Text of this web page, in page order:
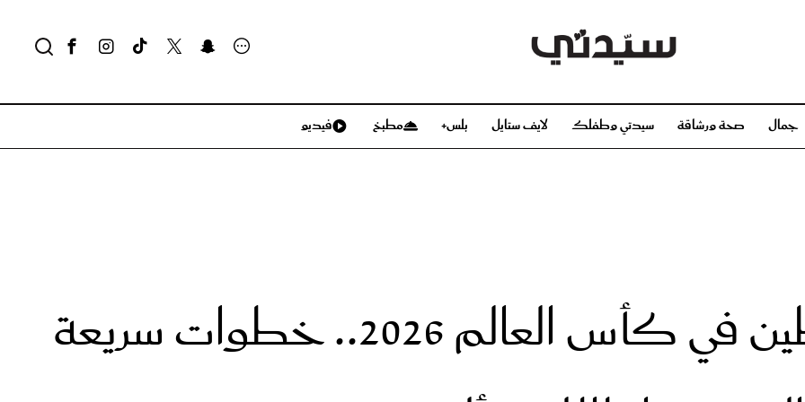
جمال صحة ورشاقة سيدتي وطفلك لايف ستايل بلس+ مطبخ فيديو
خلال استراحة الشوطين في كأس العالم 2026.. خطوات سريعة
مجلة سيدتي
مناسبات X سيدتي
فريق سيدتي